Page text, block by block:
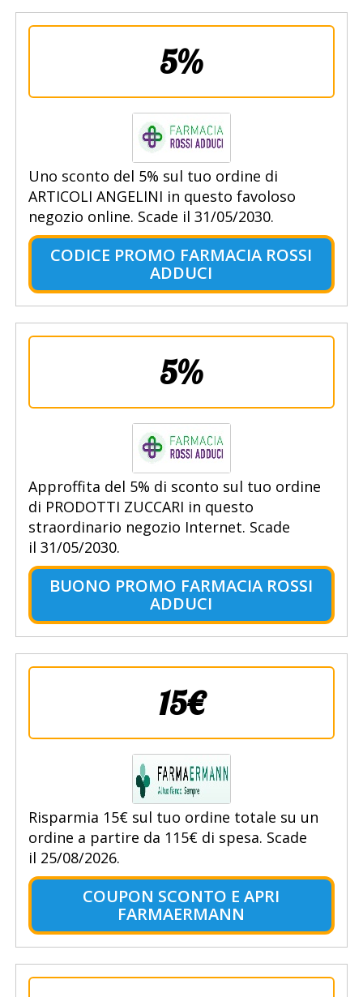
5%
Uno sconto del 5% sul tuo ordine di
ARTICOLI ANGELINI in questo favoloso
negozio online. Scade il 31/05/2030.
CODICE PROMO FARMACIA ROSSI
ADDUCI
5%
Approffita del 5% di sconto sul tuo ordine
di PRODOTTI ZUCCARI in questo
straordinario negozio Internet. Scade
il 31/05/2030.
BUONO PROMO FARMACIA ROSSI
ADDUCI
15€
Risparmia 15€ sul tuo ordine totale su un
ordine a partire da 115€ di spesa. Scade
il 25/08/2026.
COUPON SCONTO E APRI
FARMAERMANN